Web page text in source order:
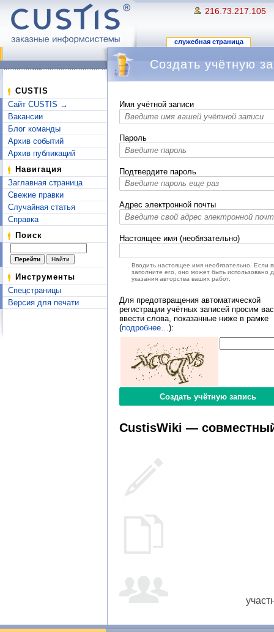
216.73.217.105
служебная страница
CUSTIS
Сайт CUSTIS →
Вакансии
Блог команды
Архив событий
Архив публикаций
Навигация
Заглавная страница
Свежие правки
Случайная статья
Справка
Поиск
Инструменты
Спецстраницы
Версия для печати
Создать учётную
Имя учётной записи
Пароль
Подтвердите пароль
Адрес электронной почты
Настоящее имя (необязательно)
Вводить настоящее имя необязательно. Если
заполните его, оно может быть использовано
указания авторства ваших работ.
Для предотвращения автоматической
регистрации учётных записей просим вас
ввести слова, показанные ниже в рамке
(подробнее… ):
CustisWiki —